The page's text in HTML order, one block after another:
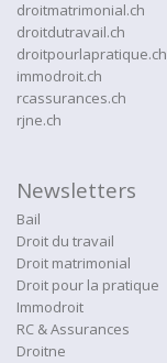
droitmatrimonial.ch
droitdutravail.ch
droitpourlapratique.ch
immodroit.ch
rcassurances.ch
rjne.ch
Newsletters
Bail
Droit du travail
Droit matrimonial
Droit pour la pratique
Immodroit
RC & Assurances
Droitne